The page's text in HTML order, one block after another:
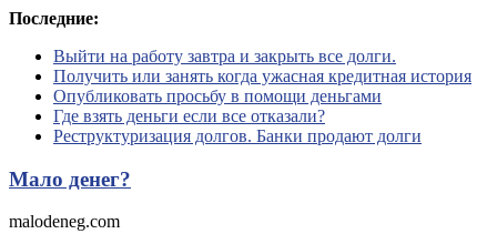
Перейти
содержимому
Последние:
Выйти на работу завтра и закрыть все долги.
Получить или занять когда ужасная кредитная история
Опубликовать просьбу в помощи деньгами
Где взять деньги если все отказали?
Реструктуризация долгов. Банки продают долги
Мало денег?
malodeneg.com